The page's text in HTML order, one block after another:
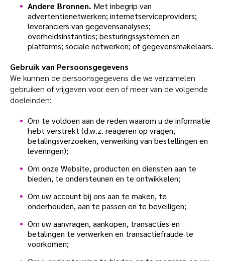
Andere Βronnen. Met inbegrip van
advertentienetwerken; internetserviceproviders;
leveranciers van gegevensanalyses;
overheidsinstanties; besturingssystemen en
platforms; sociale netwerken; of gegevensmakelaars.
Gebruik van Persoonsgegevens
We kunnen de persoonsgegevens die we verzamelen
gebruiken of vrijgeven voor een of meer van de volgende
doeleinden:
Om te voldoen aan de reden waarom u de informatie
hebt verstrekt (d.w.z. reageren op vragen,
betalingsverzoeken, verwerking van bestellingen en
leveringen);
Om onze Website, producten en diensten aan te
bieden, te ondersteunen en te ontwikkelen;
Om uw account bij ons aan te maken, te
onderhouden, aan te passen en te beveiligen;
Om uw aanvragen, aankopen, transacties en
betalingen te verwerken en transactiefraude te
voorkomen;